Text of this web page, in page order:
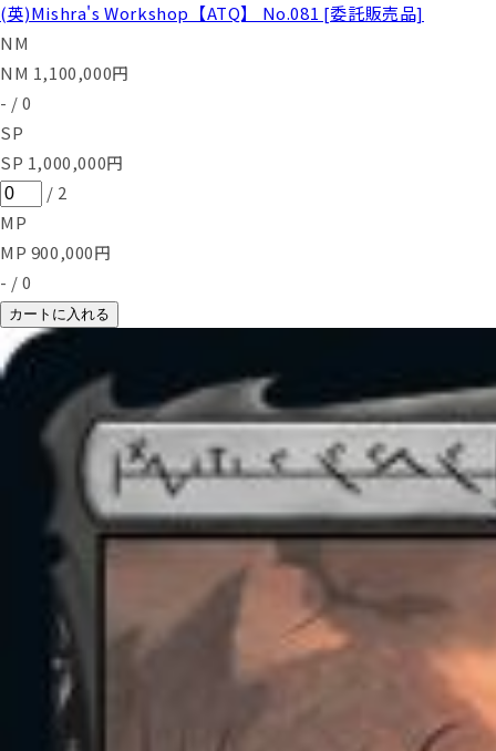
(英)Mishra's Workshop【ATQ】 No.081 [委託販売品]
NM
NM 1,100,000円
- / 0
SP
SP 1,000,000円
/ 2
MP
MP 900,000円
- / 0
カートに入れる